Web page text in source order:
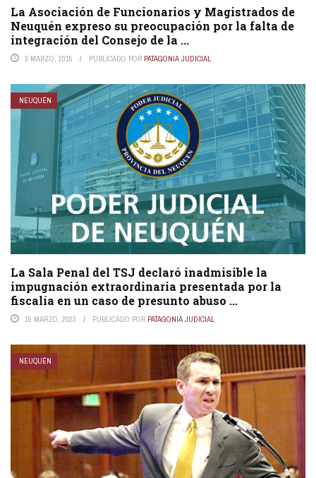
La Asociación de Funcionarios y Magistrados de
Neuquén expreso su preocupación por la falta de
integración del Consejo de la ...
3 MARZO, 2015 PUBLICADO POR PATAGONIA JUDICIAL
NEUQUÉN
La Sala Penal del TSJ declaró inadmisible la
impugnación extraordinaria presentada por la
fiscalía en un caso de presunto abuso ...
15 MARZO, 2023 PUBLICADO POR PATAGONIA JUDICIAL
NEUQUÉN